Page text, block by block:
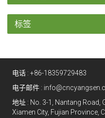
标签
电话 : +86-18359729483
电子邮件 :
地址 : No. 3-1, Nantang Road,
Xiamen City, Fujian Province,